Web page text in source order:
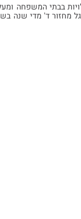
בבתי המשפחה
מחזור ד' מדי שנה